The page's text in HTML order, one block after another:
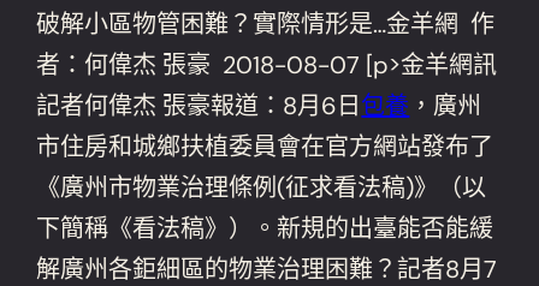
破解小區物管困難？實際情形是…金羊網 作
者：何偉杰 張豪 2018-08-07 [p>金羊網訊
記者何偉杰 張豪報道：8月6日包養 ，廣州
市住房和城鄉扶植委員會在官方網站發布了
《廣州市物業治理條例(征求看法稿)》（以
下簡稱《看法稿》）。新規的出臺能否能緩
解廣州各鉅細區的物業治理困難？記者8月7